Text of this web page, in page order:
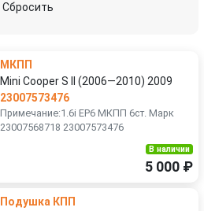
Сбросить
МКПП
Mini Cooper S II (2006—2010) 2009
23007573476
Примечание:1.6i EP6 МКПП 6ст. Марк
23007568718 23007573476
В наличии
5 000 ₽
Подушка КПП